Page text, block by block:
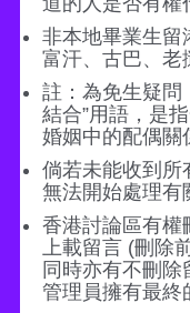
非本地畢業生留
富汗、古巴、老
註：為免生疑問
結合”用語，是
婚姻中的配偶關
倘若未能收到所
無法開始處理有
香港討論區有權
上載留言 (刪除
同時亦有不刪除
管理員擁有最終